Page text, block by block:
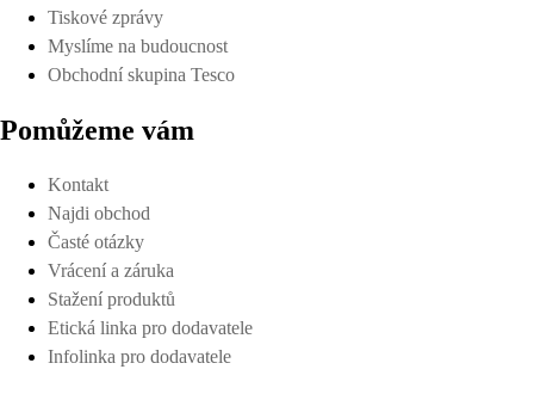
Tiskové zprávy
Myslíme na budoucnost
Obchodní skupina Tesco
Pomůžeme vám
Kontakt
Najdi obchod
Časté otázky
Vrácení a záruka
Stažení produktů
Etická linka pro dodavatele
Infolinka pro dodavatele